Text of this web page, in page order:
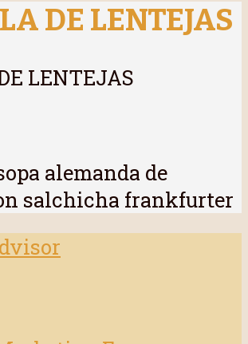
DE LENTEJAS
LENTEJAS
alemanda de
salchicha frankfurter